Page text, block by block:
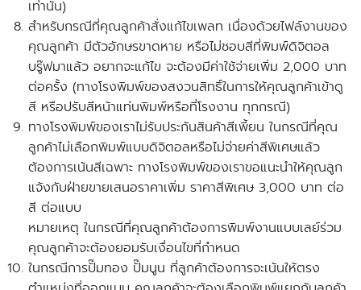
เท่านั้น)
สำหรับกรณีที่คุณลูกค้าสั่งแก้ไขเพลท เนื่องด้วยไฟล์งานของ
คุณลูกค้า มีตัวอักษรขาดหาย หรือไม่ชอบสีที่พิมพ์ดิจิตอล
บรู๊ฟมาแล้ว อยากจะแก้ไข จะต้องมีค่าใช้จ่ายเพิ่ม 2,000 บาท
ต่อครั้ง(ทางโรงพิมพ์ของสงวนสิทธิ์ในการให้คุณลูกค้าเข้าดู
สี หรือปรับสีหน้าแท่นพิมพ์หรือที่โรงงาน ทุกกรณี)
ทางโรงพิมพ์ของเราไม่รับประกันสินค้าสีเพี้ยน ในกรณีที่คุณ
ลูกค้าไม่เลือกพิมพ์แบบดิจิตอลหรือไม่จ่ายค่าสีพิเศษแล้ว
ต้องการเน้นสีเฉพาะ ทางโรงพิมพ์ของเราขอแนะนำให้คุณลูก
แจ้งกับฝ่ายขายเสนอราคาเพิ่ม ราคาสีพิเศษ 3,000 บาท ต่อ
สี ต่อแบบ
หมายเหตุ ในกรณีที่คุณลูกค้าต้องการพิมพ์งานแบบเลย์ร่วม
คุณลูกค้าจะต้องยอมรับเงื่อนไขที่กำหนด
ในกรณีการปั๊มทอง ปั๊มนูน ที่ลูกค้าต้องการจะเน้นให้ตรง